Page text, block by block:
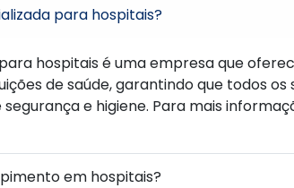
para hospitais?
hospitais é uma empresa que
de saúde, garantindo que todos os
e higiene. Para mais
em hospitais?